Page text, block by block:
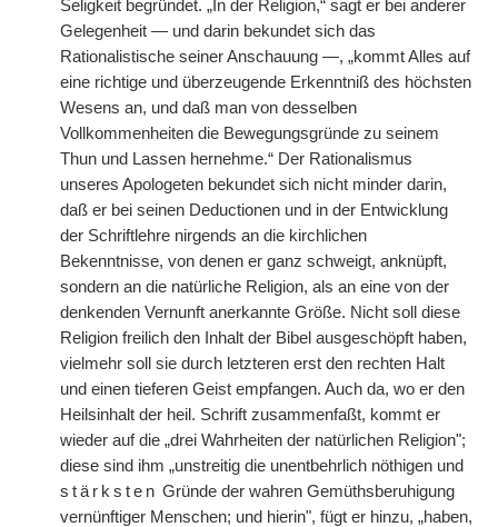
Seligkeit begründet. „In der Religion,“ sagt er bei anderer
Gelegenheit — und darin bekundet sich das
Rationalistische seiner Anschauung —, „kommt Alles auf
eine richtige und überzeugende Erkenntniß des höchsten
Wesens an, und daß man von desselben
Vollkommenheiten die Bewegungsgründe zu seinem
Thun und Lassen hernehme.“ Der Rationalismus
unseres Apologeten bekundet sich nicht minder darin,
daß er bei seinen Deductionen und in der Entwicklung
der Schriftlehre nirgends an die kirchlichen
Bekenntnisse, von denen er ganz schweigt, anknüpft,
sondern an die natürliche Religion, als an eine von der
denkenden Vernunft anerkannte Größe. Nicht soll diese
Religion freilich den Inhalt der Bibel ausgeschöpft haben,
vielmehr soll sie durch letzteren erst den rechten Halt
und einen tieferen Geist empfangen. Auch da, wo er den
Heilsinhalt der heil. Schrift zusammenfaßt, kommt er
wieder auf die „drei Wahrheiten der natürlichen Religion";
diese sind ihm „unstreitig die unentbehrlich nöthigen und
stärksten Gründe der wahren Gemüthsberuhigung
vernünftiger Menschen; und hierin", fügt er hinzu, „haben,